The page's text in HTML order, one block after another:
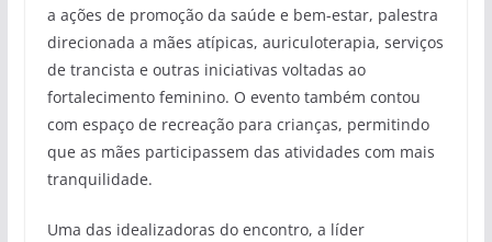
a ações de promoção da saúde e bem-estar, palestra
direcionada a mães atípicas, auriculoterapia, serviços
de trancista e outras iniciativas voltadas ao
fortalecimento feminino. O evento também contou
com espaço de recreação para crianças, permitindo
que as mães participassem das atividades com mais
tranquilidade.
Uma das idealizadoras do encontro, a líder